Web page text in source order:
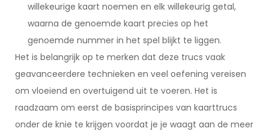
willekeurige kaart noemen en elk willekeurig getal,
waarna de genoemde kaart precies op het
genoemde nummer in het spel blijkt te liggen.
Het is belangrijk op te merken dat deze trucs vaak
geavanceerdere technieken en veel oefening vereisen
om vloeiend en overtuigend uit te voeren. Het is
raadzaam om eerst de basisprincipes van kaarttrucs
onder de knie te krijgen voordat je je waagt aan de meer